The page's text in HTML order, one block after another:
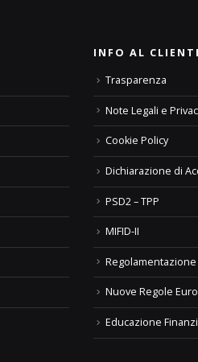
INFO AL
Trasparenza
Note Legali e
Cookie Policy
Dichiarazione di
PSD2 – TPP
MIFID-II
Regolamentazione
Nuove Regole
Educazione